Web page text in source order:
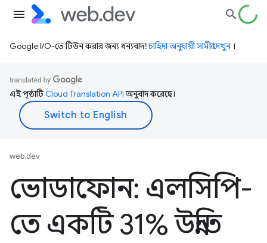
Google I/O-তে টিউন করার জন্য ধন্যবাদ!চাহিদা অনুযায়ী সামগ্রী দেখুন।
এই পৃষ্ঠাটিCloud Translation APIঅনুবাদ করেছে।
web.dev
ভোডাফোন: এলসিপি-
তে একটি 31% উন্নতি